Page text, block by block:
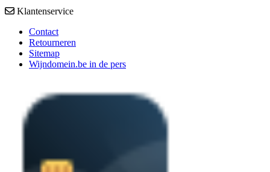
Klantenservice
Contact
Retourneren
Sitemap
Wijndomein.be in de pers